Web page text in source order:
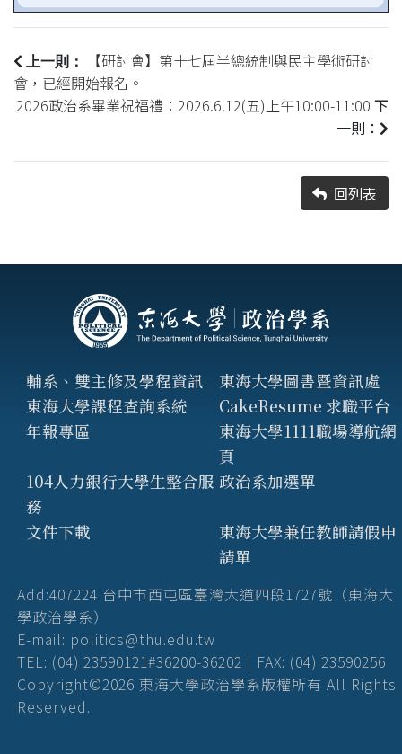
上一則：
【研討會】第十七屆半總統制與民主學術研討
會，已經開始報名。
2026政治系畢業祝福禮：2026.6.12(五)上午10:00-11:00 下
一則：
回列表
輔系、雙主修及學程資訊
東海大學圖書暨資訊處
東海大學課程查詢系統
CakeResume 求職平台
年報專區
東海大學1111職場導航網
頁
104人力銀行大學生整合服
務
政治系加選單
文件下載
東海大學兼任教師請假申
請單
Add:407224 台中市西屯區臺灣大道四段1727號（東海大
學政治學系）
E-mail: politics@thu.edu.tw
TEL: (04) 23590121#36200-36202 | FAX: (04) 23590256
Copyright©2026 東海大學政治學系版權所有 All Rights
Reserved.